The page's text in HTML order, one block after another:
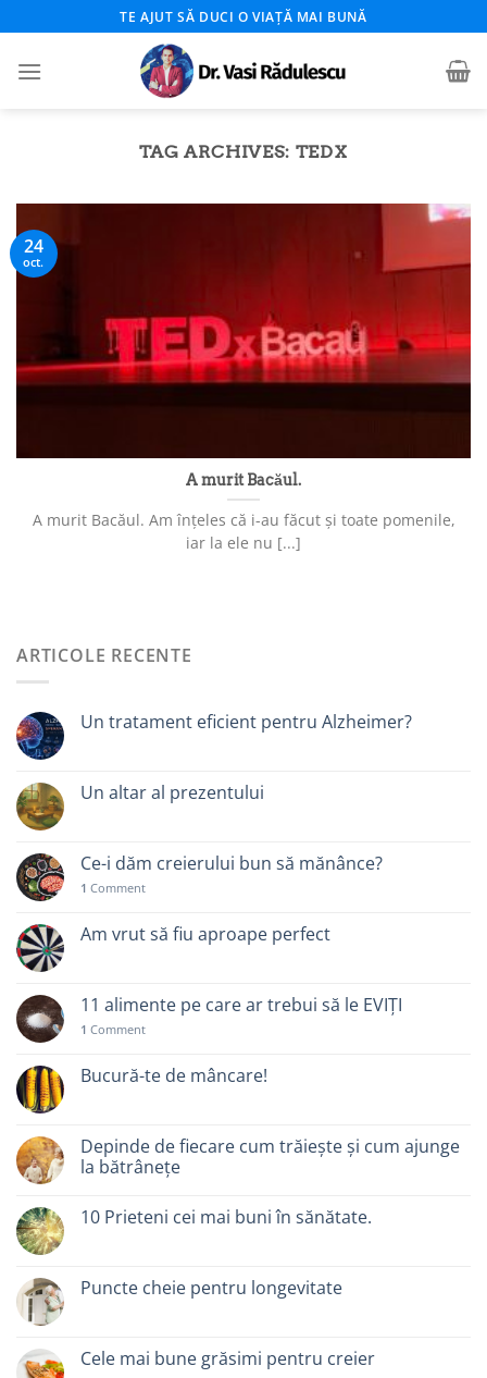
to
content
TE AJUT SĂ DUCI O VIAȚĂ MAI BUNĂ
TAG ARCHIVES: TEDX
A murit Bacăul.
A murit Bacăul. Am înțeles că i-au făcut și toate pomenile,
iar la ele nu [...]
24
oct.
ARTICOLE RECENTE
Un tratament eficient pentru Alzheimer?
Un altar al prezentului
Ce-i dăm creierului bun să mănânce?
1 Comment
Am vrut să fiu aproape perfect
11 alimente pe care ar trebui să le EVIȚI
1 Comment
Bucură-te de mâncare!
Depinde de fiecare cum trăiește și cum ajunge
la bătrânețe
10 Prieteni cei mai buni în sănătate.
Puncte cheie pentru longevitate
Cele mai bune grăsimi pentru creier